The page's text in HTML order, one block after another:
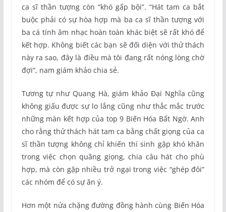
ca sĩ thần tượng còn “khó gấp bội”. “Hát tam ca bắt
buộc phải có sự hòa hợp mà ba ca sĩ thần tượng với
ba cá tính âm nhạc hoàn toàn khác biệt sẽ rất khó để
kết hợp. Không biết các bạn sẽ đối diện với thử thách
này ra sao, đây là điều mà tôi đang rất nóng lòng chờ
đợi”, nam giám khảo chia sẻ.
Tương tự như Quang Hà, giám khảo Đại Nghĩa cũng
không giấu được sự lo lắng cũng như thắc mắc trước
những màn kết hợp của top 9 Biến Hóa Bất Ngờ. Anh
cho rằng thử thách hát tam ca bằng chất giọng của ca
sĩ thần tượng không chỉ khiến thí sinh gặp khó khăn
trong việc chọn quãng giọng, chia câu hát cho phù
hợp, mà còn gặp nhiều trở ngại trong việc “ghép đôi”
các nhóm để có sự ăn ý.
Hơn một nửa chặng đường đồng hành cùng Biến Hóa